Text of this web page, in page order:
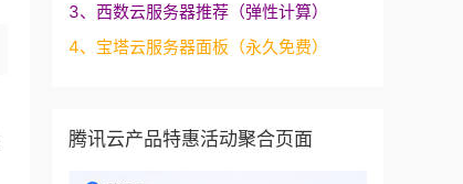
3、西数云服务器推荐（弹性计算）
4、宝塔云服务器面板（永久免费）
腾讯云产品特惠活动聚合页面